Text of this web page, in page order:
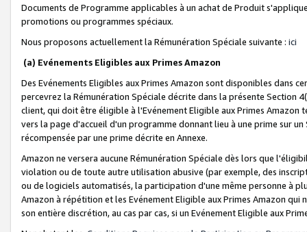
Documents de Programme applicables à un achat de Produit
promotions ou programmes spéciaux.
Nous proposons actuellement la Rémunération Spéciale suivante : ici
(a) Evénements Eligibles aux Primes Amazon
Des Evénements Eligibles aux Primes Amazon sont disponibles dans
percevrez la Rémunération Spéciale décrite dans la présente Section
client, qui doit être éligible à l'Evénement Eligible aux Primes Amazon
vers la page d'accueil d'un programme donnant lieu à une prime sur
récompensée par une prime décrite en Annexe.
Amazon ne versera aucune Rémunération Spéciale dès lors que
violation ou de toute autre utilisation abusive (par exemple, des
ou de logiciels automatisés, la participation d'une même personne à
Amazon à répétition et les Evénement Eligible aux Primes Amazon qui
son entière discrétion, au cas par cas, si un Evénement Eligible aux